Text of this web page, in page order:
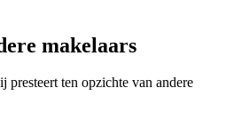
makelaars
ten opzichte van andere